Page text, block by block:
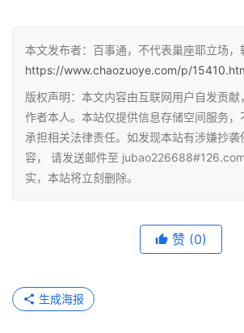
本文发布者：百事通，不代表巢座耶立场，
https://www.chaozuoye.com/p/
版权声明：本文内容由互联网用户自发贡献
作者本人。本站仅提供信息存储空间服务
承担相关法律责任。如发现本站有涉嫌抄
容， 请发送邮件至
实，本站将立刻删除。
赞 (0)
生成海报